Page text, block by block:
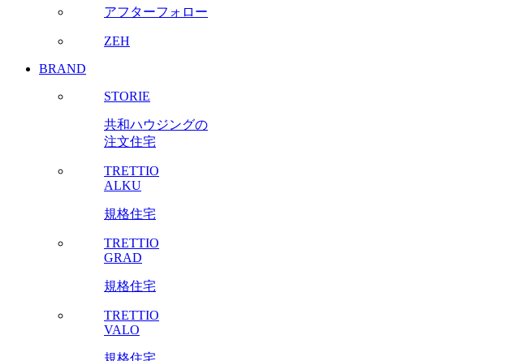
アフターフォロー
ZEH
BRAND
STORIE
共和ハウジングの
注文住宅
TRETTIO
ALKU
規格住宅
TRETTIO
GRAD
規格住宅
TRETTIO
VALO